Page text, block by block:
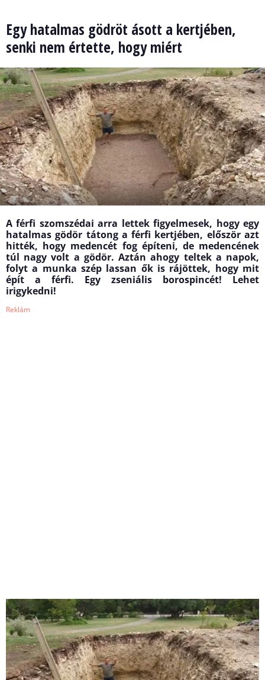
Egy hatalmas gödröt ásott a kertjében,
senki nem értette, hogy miért
A férfi szomszédai arra lettek figyelmesek, hogy egy
hatalmas gödör tátong a férfi kertjében, először azt
hitték, hogy medencét fog építeni, de medencének
túl nagy volt a gödör. Aztán ahogy teltek a napok,
folyt a munka szép lassan ők is rájöttek, hogy mit
épít a férfi. Egy zseniális borospincét! Lehet
irigykedni!
Reklám